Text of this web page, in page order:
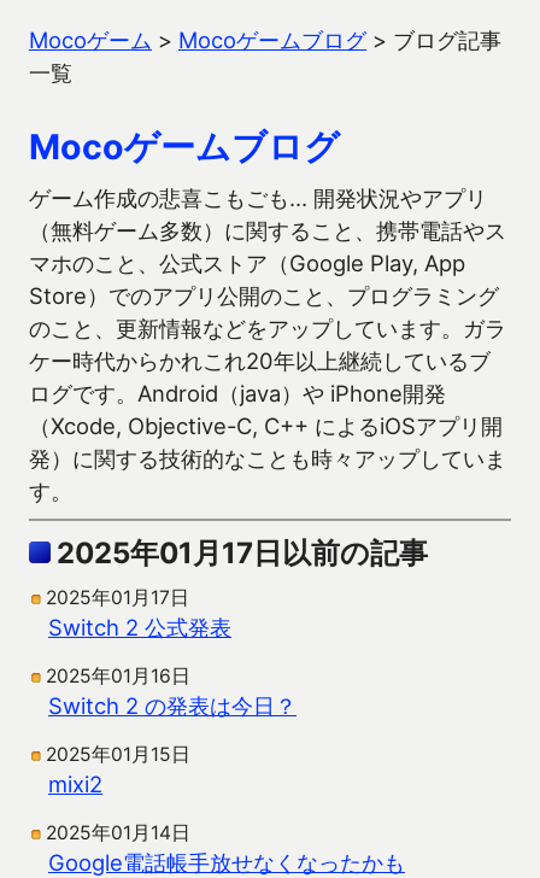
Mocoゲーム > Mocoゲームブログ> ブログ記事
一覧
Mocoゲームブログ
ゲーム作成の悲喜こもごも… 開発状況やアプリ
（無料ゲーム多数）に関すること、携帯電話やス
マホのこと、公式ストア（Google Play, App
Store）でのアプリ公開のこと、プログラミング
のこと、更新情報などをアップしています。ガラ
ケー時代からかれこれ20年以上継続しているブ
ログです。Android（java）や iPhone開発
（Xcode, Objective-C, C++ によるiOSアプリ開
発）に関する技術的なことも時々アップしていま
す。
2025年01月17日以前の記事
2025年01月17日
Switch 2 公式発表
2025年01月16日
Switch 2 の発表は今日？
2025年01月15日
mixi2
2025年01月14日
Google電話帳手放せなくなったかも